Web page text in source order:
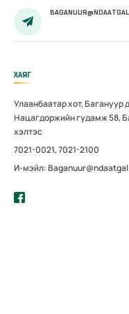
ХАЯГ
Улаанбаатар хот, Багануур
Нацагдоржийн гудамж 58,
хэлтэс
7021-0021, 7021-2100
И-мэйл: